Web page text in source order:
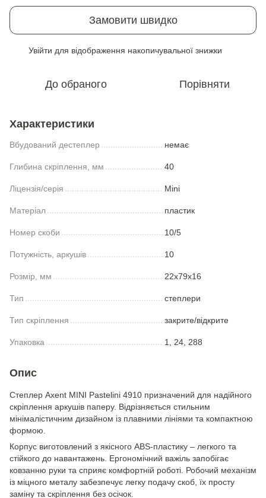
Замовити швидко
Увійти для відображення накопичувальної знижки
До обраного Порівняти
Характеристики
Вбудований дестеплер немає
Глибина скріплення, мм 40
Ліцензія/серія Mini
Матеріал пластик
Номер скоби 10/5
Потужність, аркушів 10
Розмір, мм 22x79x16
Тип степлери
Тип скріплення закрите/відкрите
Упаковка 1, 24, 288
Опис
Степлер Axent MINI Pastelini 4910 призначений для надійного
скріплення аркушів паперу. Відрізняється стильним
мінімалістичним дизайном із плавними лініями та компактною
формою.
Корпус виготовлений з якісного ABS-пластику – легкого та
стійкого до навантажень. Ергономічний важіль запобігає
ковзанню руки та сприяє комфортній роботі. Робочий механізм
із міцного металу забезпечує легку подачу скоб, їх просту
заміну та скріплення без осічок.